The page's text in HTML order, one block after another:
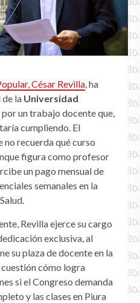
César Revilla, ha
la Universidad
por un trabajo docente que,
cumpliendo. El
recuerda qué curso
figura como profesor
un pago mensual de
semanales en la
Revilla ejerce su cargo
exclusiva, al
su plaza de docente en la
cuestión cómo logra
si el Congreso demanda
y las clases en Piura